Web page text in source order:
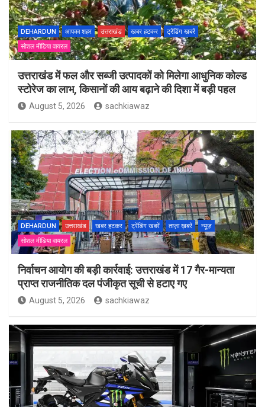
DEHARDUN आपका शहर उत्तराखंड खबर हटकर
ट्रेंडिंग खबरें
सोशल मीडिया वायरल
उत्तराखंड में फल और सब्जी उत्पादकों को मिलेगा आधुनिक कोल्ड
स्टोरेज का लाभ, किसानों की आय बढ़ाने की दिशा में बड़ी पहल
August 5, 2026 sachkiawaz
DEHARDUN उत्तराखंड खबर हटकर ट्रेंडिंग खबरें ताज़ा ख़बरें
न्यूज़
सोशल मीडिया वायरल
निर्वाचन आयोग की बड़ी कार्रवाई: उत्तराखंड में 17 गैर-मान्यता
प्राप्त राजनीतिक दल पंजीकृत सूची से हटाए गए
August 5, 2026 sachkiawaz